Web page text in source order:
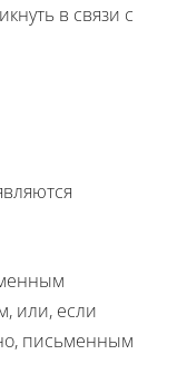
в связи с
или, если
письменным